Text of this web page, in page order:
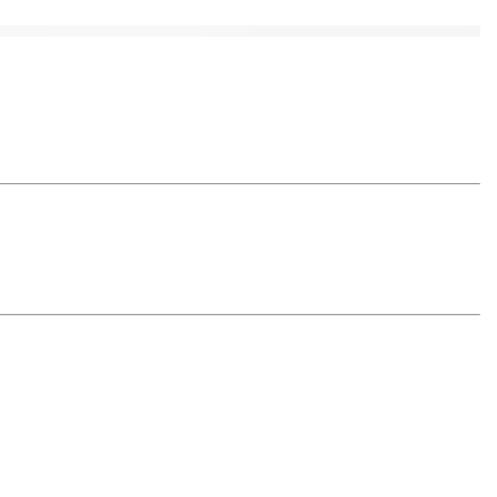
Vipps, Klarna och Google Pay.
debiteras kortet/fakturan.